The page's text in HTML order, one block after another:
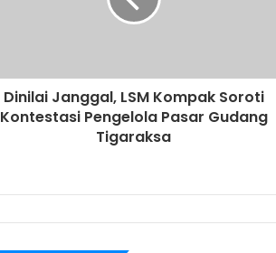
Dinilai Janggal, LSM Kompak Soroti
Kontestasi Pengelola Pasar Gudang
Tigaraksa